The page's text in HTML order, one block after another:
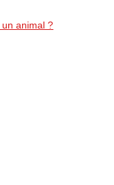
animal ?